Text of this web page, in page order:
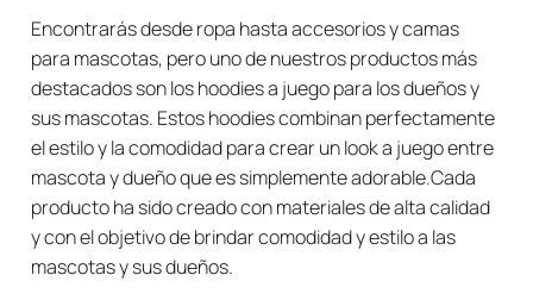
Encontrarás desde ropa hasta accesorios y camas
para mascotas, pero uno de nuestros productos más
destacados son los hoodies a juego para los dueños y
sus mascotas. Estos hoodies combinan perfectamente
el estilo y la comodidad para crear un look a juego entre
mascota y dueño que es simplemente adorable.Cada
producto ha sido creado con materiales de alta calidad
y con el objetivo de brindar comodidad y estilo a las
mascotas y sus dueños.